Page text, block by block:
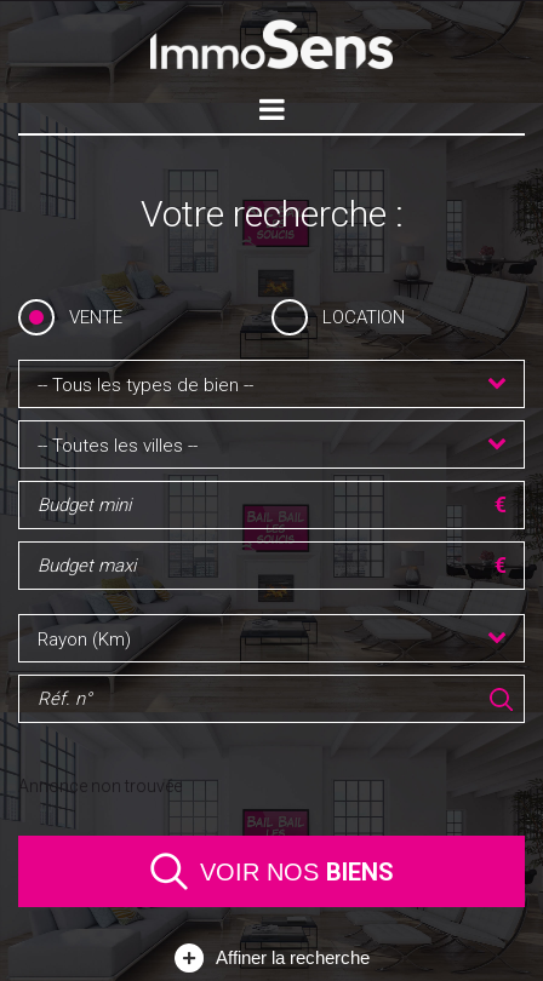
Votre recherche :
VENTE LOCATION
-- Tous les types de bien --
-- Toutes les villes --
Rayon (Km)
Annonce non trouvée
Affiner la recherche
VOIR NOS BIENS